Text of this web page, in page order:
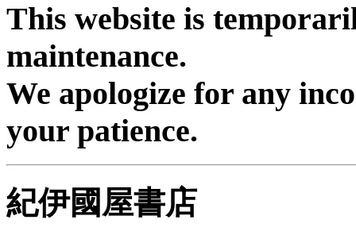
This website is
maintenance.
We apologize for any
your patience.
紀伊國屋書店